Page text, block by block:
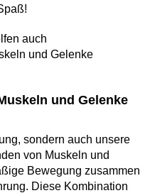
auch
und Gelenke
und Gelenke
sondern auch unsere
von Muskeln und
Bewegung zusammen
Diese Kombination